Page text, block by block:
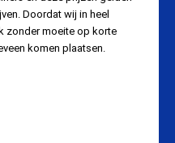
Doordat wij in heel
zonder moeite op korte
komen plaatsen.